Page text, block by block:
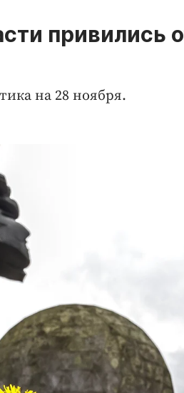
привились
на 28 ноября.